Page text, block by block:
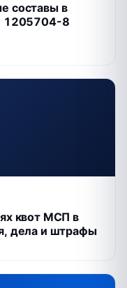
составы в
1205704-8
квот МСП в
дела и штрафы